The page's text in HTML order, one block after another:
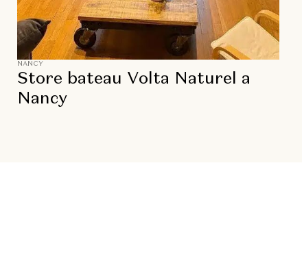
NANCY
Store bateau Volta Naturel a
Nancy